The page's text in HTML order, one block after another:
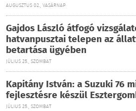
AUGUSZTUS 02., VASÁRNAP
Gajdos László átfogó
hatvanpusztai telepen az
betartása ügyében
JÚLIUS 25., SZOMBAT
Kapitány István: a Suzuki 76
fejlesztésre készül
JÚLIUS 25., SZOMBAT